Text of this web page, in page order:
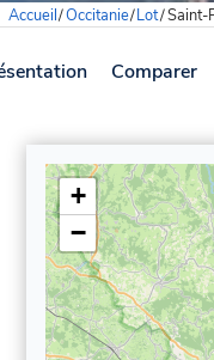
Accueil/Occitanie/Lot/Saint-
Comparer
+
−